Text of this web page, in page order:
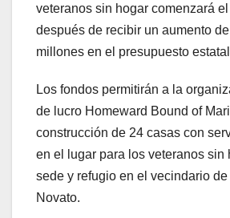
veteranos sin hogar comenzará
después de recibir un aumento
millones en el presupuesto
Los fondos permitirán a la
de lucro Homeward Bound of
construcción de 24 casas con
en el lugar para los veteranos sin
sede y refugio en el vecindario
Novato.